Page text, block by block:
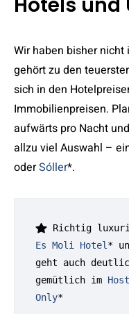
Wir haben bisher
gehört zu den
sich in den
Immobilienpreisen.
aufwärts pro Nacht
allzu viel Auswahl –
oderSóller*.
Es Moli Hotel *
geht auch
gemütlich im
Only*